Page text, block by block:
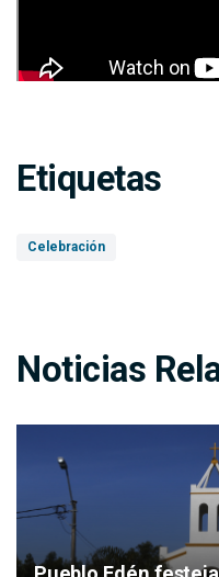
Etiquetas
Celebración
Noticias